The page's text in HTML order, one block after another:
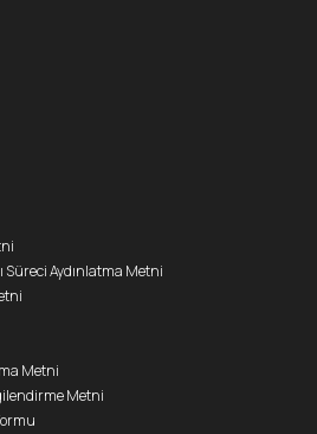
Süreci Aydınlatma Metni
Metni
Metni